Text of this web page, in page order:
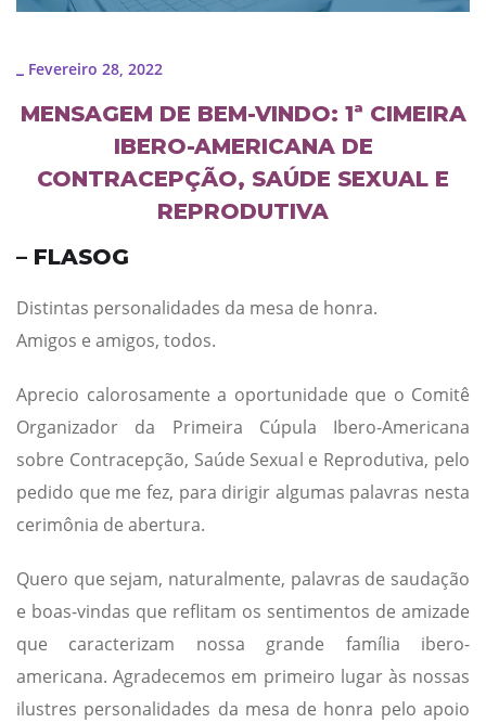
_ Fevereiro 28, 2022
MENSAGEM DE BEM-VINDO: 1ª CIMEIRA
IBERO-AMERICANA DE
CONTRACEPÇÃO, SAÚDE SEXUAL E
REPRODUTIVA
– FLASOG
Distintas personalidades da mesa de honra.
Amigos e amigos, todos.
Aprecio calorosamente a oportunidade que o Comitê
Organizador da Primeira Cúpula Ibero-Americana
sobre Contracepção, Saúde Sexual e Reprodutiva, pelo
pedido que me fez, para dirigir algumas palavras nesta
cerimônia de abertura.
Quero que sejam, naturalmente, palavras de saudação
e boas-vindas que reflitam os sentimentos de amizade
que caracterizam nossa grande família ibero-
americana. Agradecemos em primeiro lugar às nossas
ilustres personalidades da mesa de honra pelo apoio